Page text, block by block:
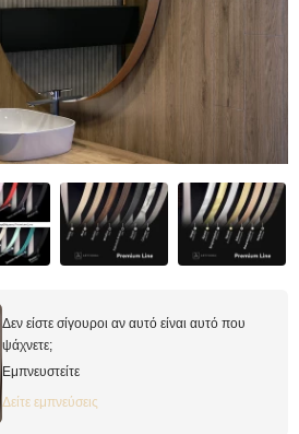
Δεν είστε σίγουροι αν αυτό είναι αυτό που
ψάχνετε;
Εμπνευστείτε
Δείτε εμπνεύσεις